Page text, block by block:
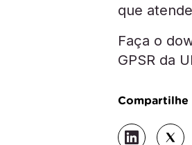
que
Faça o
GPSR da
Compartilhe